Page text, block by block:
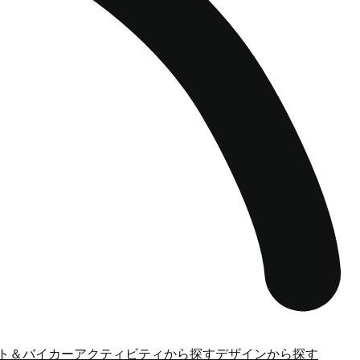
＆バイカーアクティビティから探すデザインから探す